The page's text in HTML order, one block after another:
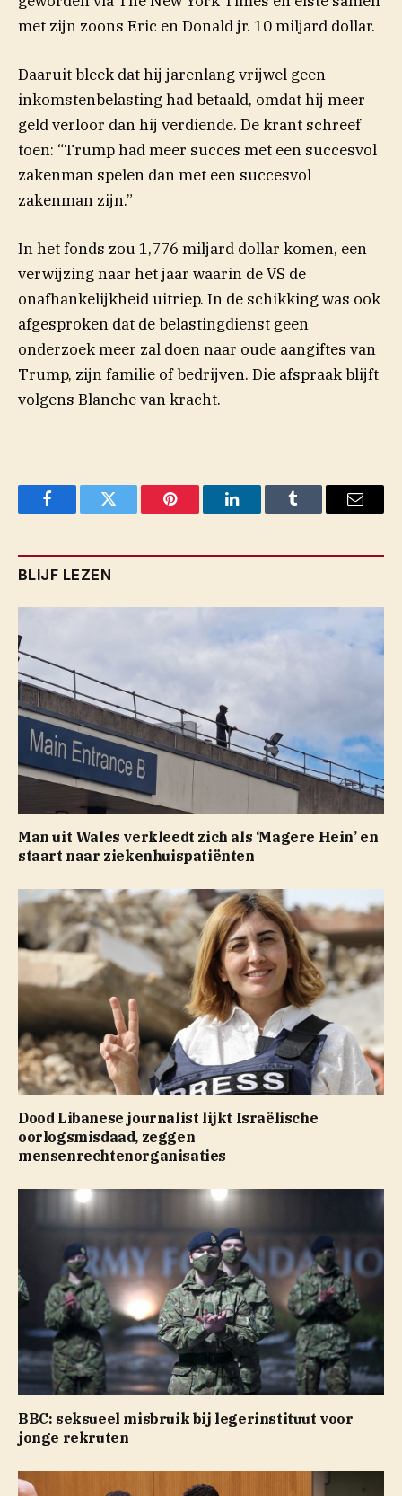
met zijn zoons Eric en Donald jr. 10 miljard dollar.
Daaruit bleek dat hij jarenlang vrijwel geen
inkomstenbelasting had betaald, omdat hij meer
geld verloor dan hij verdiende. De krant schreef
toen: “Trump had meer succes met een succesvol
zakenman spelen dan met een succesvol
zakenman zijn.”
In het fonds zou 1,776 miljard dollar komen, een
verwijzing naar het jaar waarin de VS de
onafhankelijkheid uitriep. In de schikking was ook
afgesproken dat de belastingdienst geen
onderzoek meer zal doen naar oude aangiftes van
Trump, zijn familie of bedrijven. Die afspraak blijft
volgens Blanche van kracht.
FacebookTwitter Pinterest LinkedInTumblr Email
BLIJF LEZEN
Man uit Wales verkleedt zich als ‘Magere Hein’ en
staart naar ziekenhuispatiënten
Dood Libanese journalist lijkt Israëlische
oorlogsmisdaad, zeggen
mensenrechtenorganisaties
BBC: seksueel misbruik bij legerinstituut voor
jonge rekruten